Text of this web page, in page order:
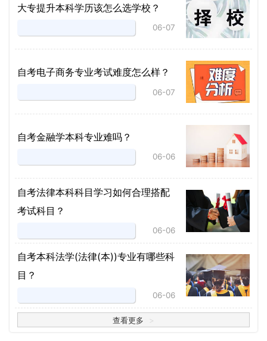
大专提升本科学历该怎么选学校？
06-07
自考电子商务专业考试难度怎么样？
06-07
自考金融学本科专业难吗？
06-06
自考法律本科科目学习如何合理搭配
考试科目？
06-06
​自考本科法学(法律(本))专业有哪些科
目？
06-06
查看更多 >